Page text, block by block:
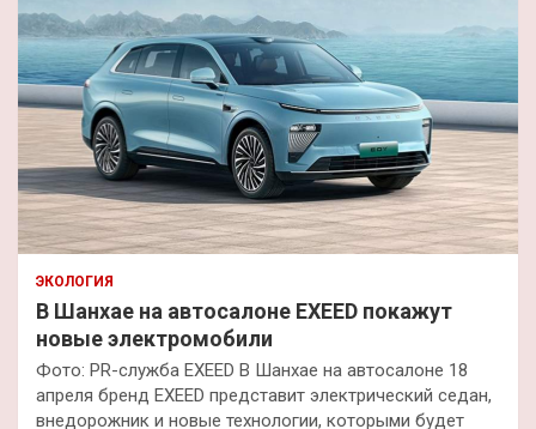
ЭКОЛОГИЯ
В Шанхае на автосалоне EXEED покажут
новые электромобили
Фото: PR-служба EXEED В Шанхае на автосалоне 18
апреля бренд EXEED представит электрический седан,
внедорожник и новые технологии, которыми будет